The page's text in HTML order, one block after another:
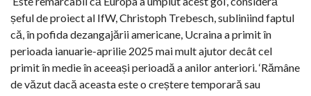
șeful de proiect al IfW, Christoph Trebesch, subliniind faptul
că, în pofida dezangajării americane, Ucraina a primit în
perioada ianuarie-aprilie 2025 mai mult ajutor decât cel
primit în medie în aceeași perioadă a anilor anteriori. ‘Rămâne
de văzut dacă aceasta este o creștere temporară sau